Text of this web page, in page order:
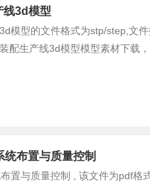
线3d模型
模型的文件格式为stp/step,文
配生产线3d模型模型素材下载
布置与质量控制
置与质量控制 , 该文件为pdf格